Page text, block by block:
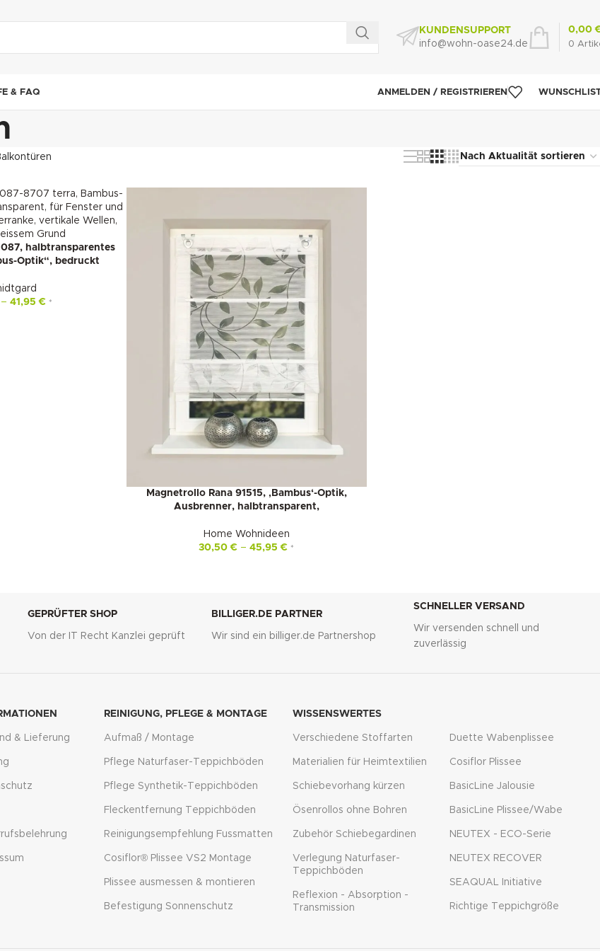
KUNDENSUPPORT
info@wohn-oase24.de
0
0,00
& FAQ ANMELDEN / REGISTRIEREN
halbtransparentes
Optik“, bedruckt
–41,95€ *
Magnetrollo Rana 91515, ‚Bambus‘-Optik,
Ausbrenner, halbtransparent,
Home Wohnideen
30,50€ –45,95€ *
GEPRÜFTER SHOP
Von der IT Recht Kanzlei geprüft
BILLIGER.DE PARTNER
Wir sind ein billiger.de Partnershop
SCHNELLER VERSAND
Wir versenden schnell und
zuverlässig
& Lieferung
REINIGUNG, PFLEGE & MONTAGE
Aufmaß / Montage
Pflege Naturfaser-Teppichböden
Pflege Synthetik-Teppichböden
Fleckentfernung Teppichböden
Reinigungsempfehlung Fussmatten
Cosiflor® Plissee VS2 Montage
Plissee ausmessen & montieren
Befestigung Sonnenschutz
WISSENSWERTES
Verschiedene Stoffarten
Materialien für Heimtextilien
Schiebevorhang kürzen
Ösenrollos ohne Bohren
Zubehör Schiebegardinen
Verlegung Naturfaser-
Teppichböden
Reflexion - Absorption -
Transmission
Duette Wabenplissee
Cosiflor Plissee
BasicLine Jalousie
BasicLine Plissee/Wabe
NEUTEX - ECO-Serie
NEUTEX RECOVER
SEAQUAL Initiative
Richtige Teppichgröße